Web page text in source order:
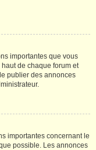
importantes que vous
de chaque forum et
publier des annonces
importantes concernant le
possible. Les annonces